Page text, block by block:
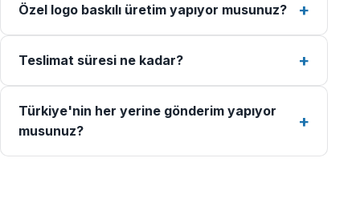
Özel logo baskılı üretim yapıyor musunuz?
Teslimat süresi ne kadar?
Türkiye'nin her yerine gönderim yapıyor
musunuz?